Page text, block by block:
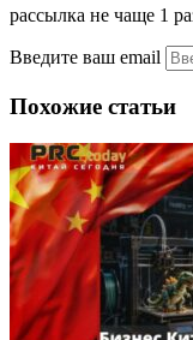
рассылка не чаще 1
Введите ваш email
Похожие статьи